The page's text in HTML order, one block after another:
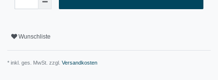
Wunschliste
* inkl. ges. MwSt. zzgl. Versandkosten